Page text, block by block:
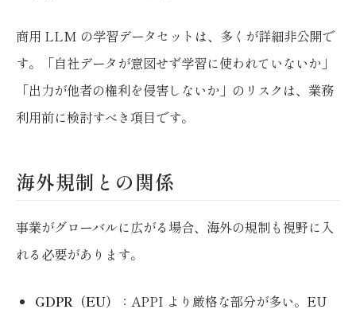
商用 LLM の学習データセットは、多くが詳細非公開で
す。「自社データが意図せず学習に使われていないか」
「出力が他者の権利を侵害しないか」のリスクは、業務
利用前に検討すべき項目です。
海外規制との関係
事業がグローバルに広がる場合、海外の規制も視野に入
れる必要があります。
GDPR（EU）
：APPI より厳格な部分が多い。EU